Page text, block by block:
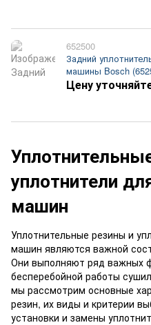
652500
Задний
машины Bosch
Цену
уплотнители
машин
Уплотнительные резины и
машин являются важной
Они выполняют ряд важных
бесперебойной работы
мы рассмотрим основные
резин, их виды и критерии
установки и замены